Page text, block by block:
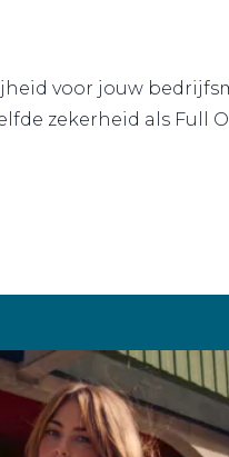
voor jouw
zekerheid als